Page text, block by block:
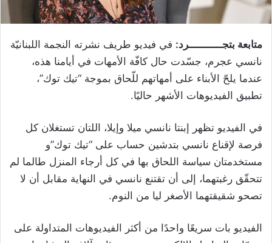
متابعة بتجـــــــــــرد: في فيديو طريف نشرته النجمة اللبنانيّة
نانسي عجرم، جسّدت حال كافّة الأمهات في أيامنا هذه،
عندما يلحّ الأبناء على أمهاتهم للّحاق بموجة “تيك توك”،
تطبيق الفيديوهات الأشهر حاليًا.
في الفيديو تظهر إبنتا نانسي ميلا وإيلا، اللتان تستغلان كل
فرصة لإقناع نانسي بتدشين حساب على “تيك توك”و
مستخدمتان سياسة اللحاق بها في كل أرجاء المنزل طالما لم
تتحقّق رغبتهما، إلى أن تقتنع نانسي في النهاية مقابل أن لا
تصحو شقيقتهما الأصغر ليا من النوم.
الفيديو بات سريعًا واحدًا من أكثر الفيديوهات المتداولة على